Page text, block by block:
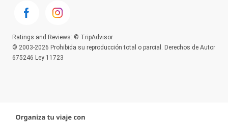
Ratings and Reviews: © TripAdvisor
© 2003-2026 Prohibida su reproducción total o parcial. Derechos de Autor
675246 Ley 11723